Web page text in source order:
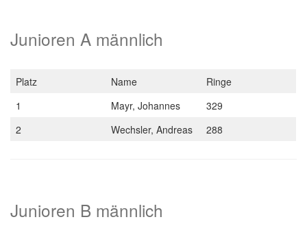
Junioren A männlich
Platz Name
Ringe
1
Mayr, Johannes
329
2
Wechsler, Andreas 288
Junioren B männlich